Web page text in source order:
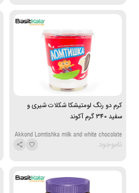
کرم دو رنگ لومتیشکا شکلات شیری و
سفید 340 گرم آکوند
Akkond Lomtishka milk and white chocolate
paste 340 gr
ناموجود